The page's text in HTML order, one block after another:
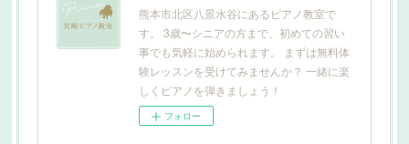
熊本市北区八景水谷にあるピアノ教室で
す。 3歳〜シニアの方まで、初めての習い
事でも気軽に始められます。 まずは無料体
験レッスンを受けてみませんか？ 一緒に楽
しくピアノを弾きましょう！
フォロー